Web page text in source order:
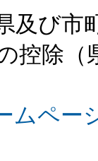
及び市
控除（
ムペー